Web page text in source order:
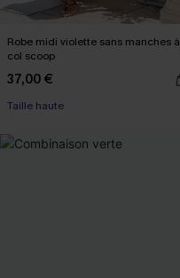
Robe midi violette sans manches à
col scoop
37,00 €
Taille haute